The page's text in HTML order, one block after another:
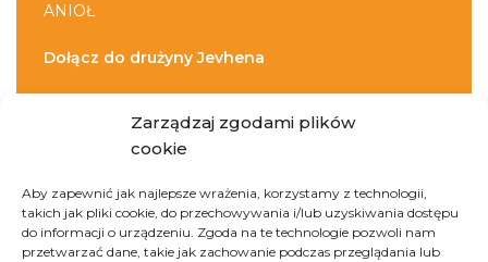
Zarządzaj zgodami plików
cookie
Aby zapewnić jak najlepsze wrażenia, korzystamy z technologii,
takich jak pliki cookie, do przechowywania i/lub uzyskiwania dostępu
do informacji o urządzeniu. Zgoda na te technologie pozwoli nam
przetwarzać dane, takie jak zachowanie podczas przeglądania lub
ANIOŁ
Dołącz do drużyny Jevhena